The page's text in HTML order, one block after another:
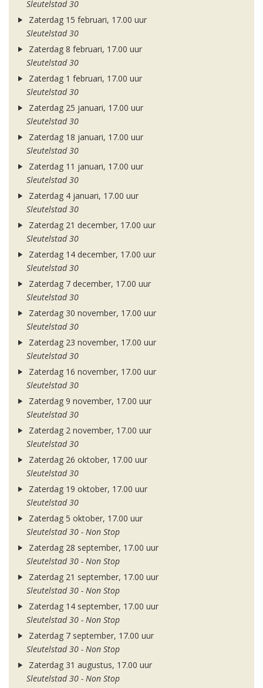
Sleutelstad 30
Zaterdag 15 februari, 17.00 uur
Sleutelstad 30
Zaterdag 8 februari, 17.00 uur
Sleutelstad 30
Zaterdag 1 februari, 17.00 uur
Sleutelstad 30
Zaterdag 25 januari, 17.00 uur
Sleutelstad 30
Zaterdag 18 januari, 17.00 uur
Sleutelstad 30
Zaterdag 11 januari, 17.00 uur
Sleutelstad 30
Zaterdag 4 januari, 17.00 uur
Sleutelstad 30
Zaterdag 21 december, 17.00 uur
Sleutelstad 30
Zaterdag 14 december, 17.00 uur
Sleutelstad 30
Zaterdag 7 december, 17.00 uur
Sleutelstad 30
Zaterdag 30 november, 17.00 uur
Sleutelstad 30
Zaterdag 23 november, 17.00 uur
Sleutelstad 30
Zaterdag 16 november, 17.00 uur
Sleutelstad 30
Zaterdag 9 november, 17.00 uur
Sleutelstad 30
Zaterdag 2 november, 17.00 uur
Sleutelstad 30
Zaterdag 26 oktober, 17.00 uur
Sleutelstad 30
Zaterdag 19 oktober, 17.00 uur
Sleutelstad 30
Zaterdag 5 oktober, 17.00 uur
Sleutelstad 30 - Non Stop
Zaterdag 28 september, 17.00 uur
Sleutelstad 30 - Non Stop
Zaterdag 21 september, 17.00 uur
Sleutelstad 30 - Non Stop
Zaterdag 14 september, 17.00 uur
Sleutelstad 30 - Non Stop
Zaterdag 7 september, 17.00 uur
Sleutelstad 30 - Non Stop
Zaterdag 31 augustus, 17.00 uur
Sleutelstad 30 - Non Stop